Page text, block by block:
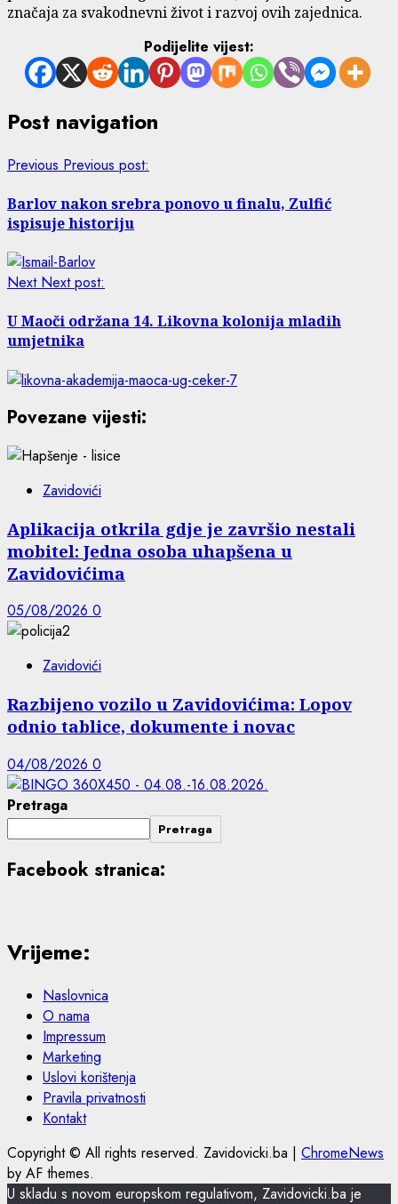
značaja za svakodnevni život i razvoj ovih zajednica.
Podijelite vijest:
Post navigation
Previous Previous post:
Barlov nakon srebra ponovo u finalu, Zulfić
ispisuje historiju
Next Next post:
U Maoči održana 14. Likovna kolonija mladih
umjetnika
Povezane vijesti:
Zavidovići
Aplikacija otkrila gdje je završio nestali
mobitel: Jedna osoba uhapšena u
Zavidovićima
05/08/2026 0
Zavidovići
Razbijeno vozilo u Zavidovićima: Lopov
odnio tablice, dokumente i novac
04/08/2026 0
Pretraga
Pretraga
Facebook stranica:
Vrijeme:
Naslovnica
O nama
Impressum
Marketing
Uslovi korištenja
Pravila privatnosti
Kontakt
Copyright © All rights reserved. Zavidovicki.ba | ChromeNews
by AF themes.
U skladu s novom europskom regulativom, Zavidovicki.ba je